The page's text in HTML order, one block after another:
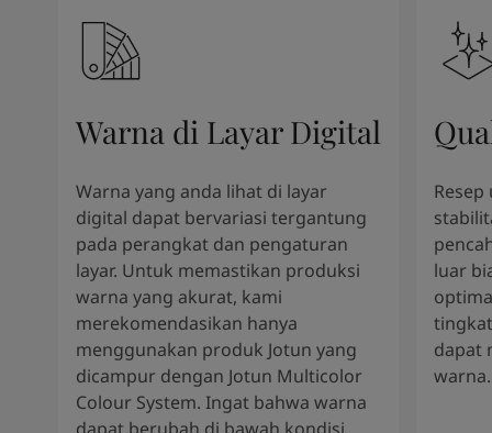
Warna di Layar Digital
Warna yang anda lihat di layar
digital dapat bervariasi tergantung
pada perangkat dan pengaturan
layar. Untuk memastikan produksi
warna yang akurat, kami
merekomendasikan hanya
menggunakan produk Jotun yang
dicampur dengan Jotun Multicolor
Colour System. Ingat bahwa warna
luar
dapat
warna.